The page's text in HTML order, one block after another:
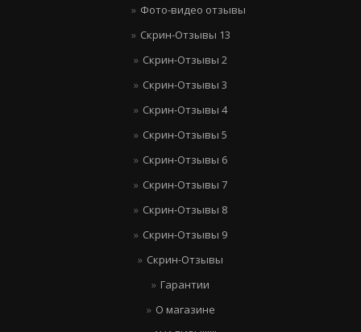
Фото-видео отзывы
Скрин-Отзывы 13
Скрин-Отзывы 2
Скрин-Отзывы 3
Скрин-Отзывы 4
Скрин-Отзывы 5
Скрин-Отзывы 6
Скрин-Отзывы 7
Скрин-Отзывы 8
Скрин-Отзывы 9
Скрин-Отзывы
Гарантии
О магазине